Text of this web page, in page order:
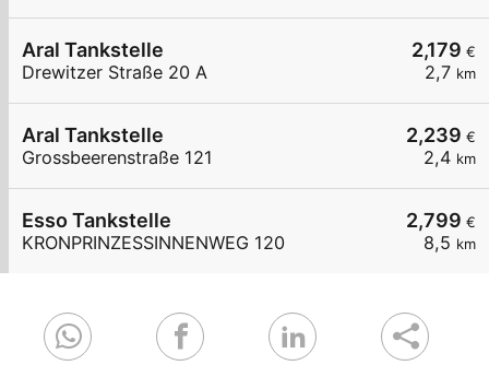
2,179 €
2,7 km
Aral Tankstelle
Drewitzer Straße 20 A
2,239 €
2,4 km
Aral Tankstelle
Grossbeerenstraße 121
2,799 €
8,5 km
Esso Tankstelle
KRONPRINZESSINNENWEG 120